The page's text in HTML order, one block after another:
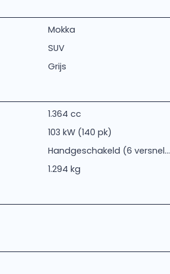
Mokka
SUV
Grijs
1.364 cc
103 kW (140 pk)
Handgeschakeld (6 versnel...
1.294 kg